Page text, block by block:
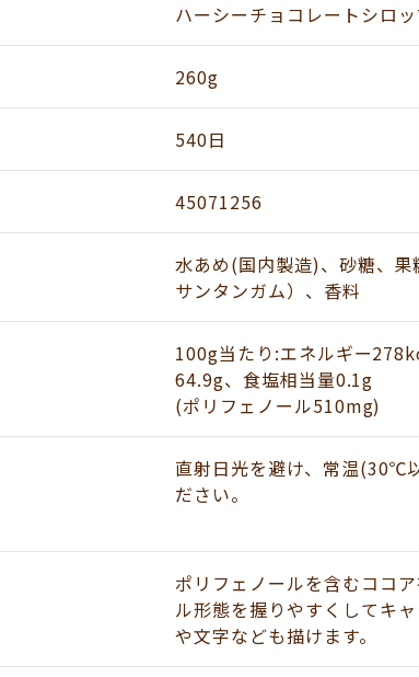
ハーシーチョコレートシロ
260g
540日
45071256
水あめ(国内製造)、砂糖、
サンタンガム）、香料
100g当たり:エネルギー
64.9g、食塩相当量0.1g
(ポリフェノール510mg)
直射日光を避け、常温(30℃
ださい。
ポリフェノールを含むココ
ル形態を握りやすくしてキ
や文字なども描けます。